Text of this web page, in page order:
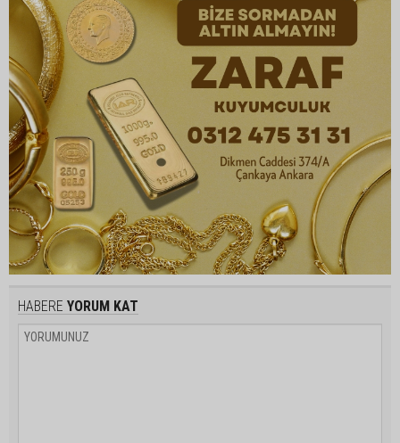
HABERE YORUM KAT